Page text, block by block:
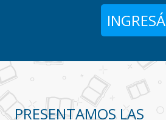
INGRESÁ
PRESENTAMOS LAS